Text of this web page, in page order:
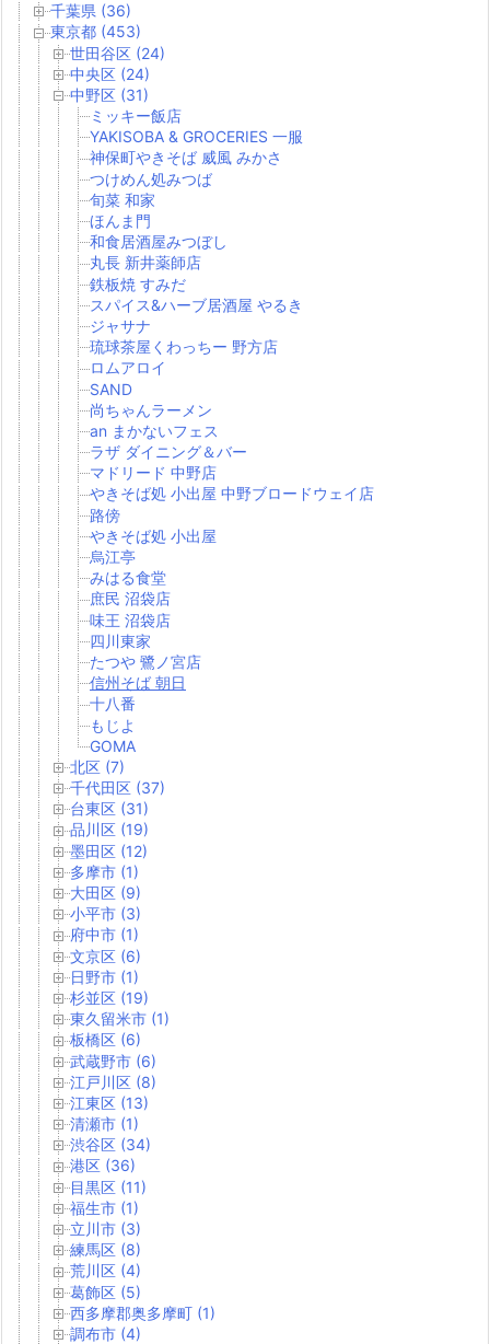
千葉県 (36)
東京都 (453)
世田谷区 (24)
中央区 (24)
中野区 (31)
ミッキー飯店
YAKISOBA & GROCERIES 一服
神保町やきそば 威風 みかさ
つけめん処みつば
旬菜 和家
ほんま門
和食居酒屋みつぼし
丸長 新井薬師店
鉄板焼 すみだ
スパイス&ハーブ居酒屋 やるき
ジャサナ
琉球茶屋くわっちー 野方店
ロムアロイ
SAND
尚ちゃんラーメン
an まかないフェス
ラザ ダイニング＆バー
マドリード 中野店
やきそば処 小出屋 中野ブロードウェイ店
路傍
やきそば処 小出屋
烏江亭
みはる食堂
庶民 沼袋店
味王 沼袋店
四川東家
たつや 鷺ノ宮店
信州そば 朝日
十八番
もじよ
GOMA
北区 (7)
千代田区 (37)
台東区 (31)
品川区 (19)
墨田区 (12)
多摩市 (1)
大田区 (9)
小平市 (3)
府中市 (1)
文京区 (6)
日野市 (1)
杉並区 (19)
東久留米市 (1)
板橋区 (6)
武蔵野市 (6)
江戸川区 (8)
江東区 (13)
清瀬市 (1)
渋谷区 (34)
港区 (36)
目黒区 (11)
福生市 (1)
立川市 (3)
練馬区 (8)
荒川区 (4)
葛飾区 (5)
西多摩郡奥多摩町 (1)
調布市 (4)